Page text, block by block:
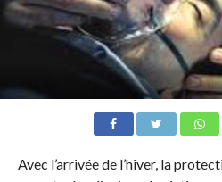
Avec l’arrivée de l’hiver, la